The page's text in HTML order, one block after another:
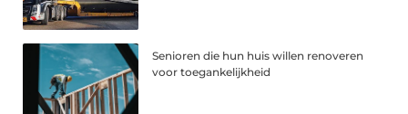
Senioren die hun huis willen renoveren
voor toegankelijkheid